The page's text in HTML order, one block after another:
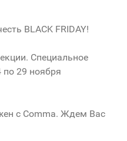
BLACK FRIDAY!
Специальное
по 29 ноября
с Comma. Ждем Вас